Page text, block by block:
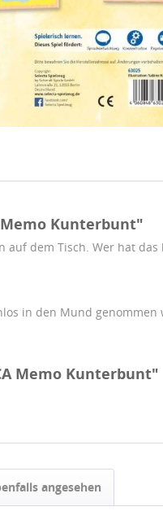
Kunterbunt"
dem Tisch. Wer hat
in den Mund genommen
Memo Kunterbunt"
angesehen